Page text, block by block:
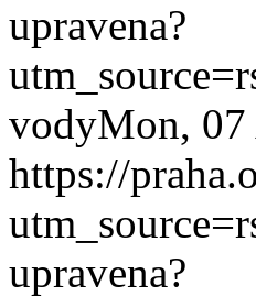
upravena?
vodyMon, 07
https://
upravena?